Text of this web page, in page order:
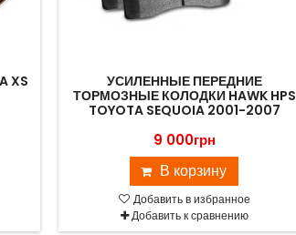
XS
УСИЛЕННЫЕ ПЕРЕДНИЕ
ТОРМОЗНЫЕ КОЛОДКИ HAWK HPS
TOYOTA SEQUOIA 2001-2007
9 000грн
В корзину
Добавить в избранное
Добавить к сравнению